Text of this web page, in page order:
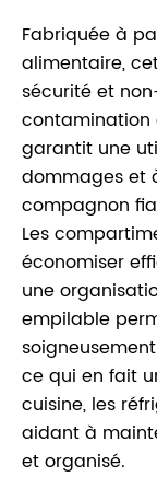
Fabriquée à
alimentaire,
sécurité et
contamination
garantit une
dommages et
compagnon
Les
économiser
une
empilable
ce qui en fait
cuisine, les
aidant à
et organisé.